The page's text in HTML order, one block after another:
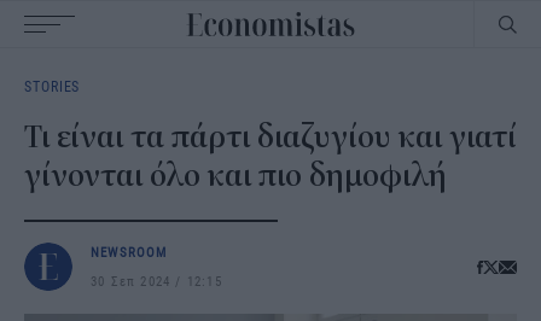
navigation
STORIES
Τι είναι τα πάρτι διαζυγίου και γιατί
γίνονται όλο και πιο δημοφιλή
NEWSROOM
30 Σεπ 2024
12:15